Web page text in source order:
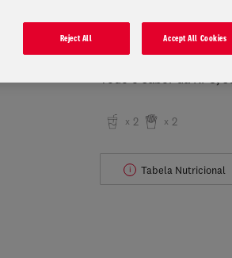
BUCKET 10
Inclui 10 Tenders
Todo o sabor da KFC,
x 2 x 2
i Tabela Nutricional
Reject All Accept All Cookies